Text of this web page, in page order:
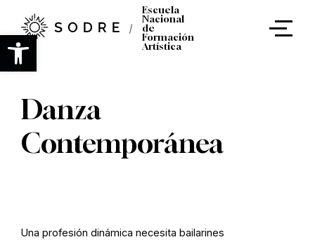
Abrir barra de herramientas
contenido
principal
Escuela
Nacional
de
Formación
Artística
Danza
Contemporánea
Una profesión dinámica necesita bailarines